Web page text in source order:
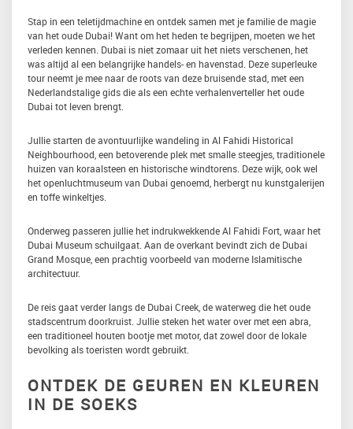
Stap in een teletijdmachine en ontdek samen met je familie de magie
van het oude Dubai! Want om het heden te begrijpen, moeten we het
verleden kennen. Dubai is niet zomaar uit het niets verschenen, het
was altijd al een belangrijke handels- en havenstad. Deze superleuke
tour neemt je mee naar de roots van deze bruisende stad, met een
Nederlandstalige gids die als een echte verhalenverteller het oude
Dubai tot leven brengt.
Jullie starten de avontuurlijke wandeling in Al Fahidi Historical
Neighbourhood, een betoverende plek met smalle steegjes, traditionele
huizen van koraalsteen en historische windtorens. Deze wijk, ook wel
het openluchtmuseum van Dubai genoemd, herbergt nu kunstgalerijen
en toffe winkeltjes.
Onderweg passeren jullie het indrukwekkende Al Fahidi Fort, waar het
Dubai Museum schuilgaat. Aan de overkant bevindt zich de Dubai
Grand Mosque, een prachtig voorbeeld van moderne Islamitische
architectuur.
De reis gaat verder langs de Dubai Creek, de waterweg die het oude
stadscentrum doorkruist. Jullie steken het water over met een abra,
een traditioneel houten bootje met motor, dat zowel door de lokale
bevolking als toeristen wordt gebruikt.
ONTDEK DE GEUREN EN KLEUREN
IN DE SOEKS